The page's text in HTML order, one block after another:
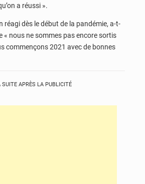
a réussi ».
réagi dès le début de la pandémie, a-t-
« nous ne sommes pas encore sortis
commençons 2021 avec de bonnes
SUITE APRÈS LA PUBLICITÉ